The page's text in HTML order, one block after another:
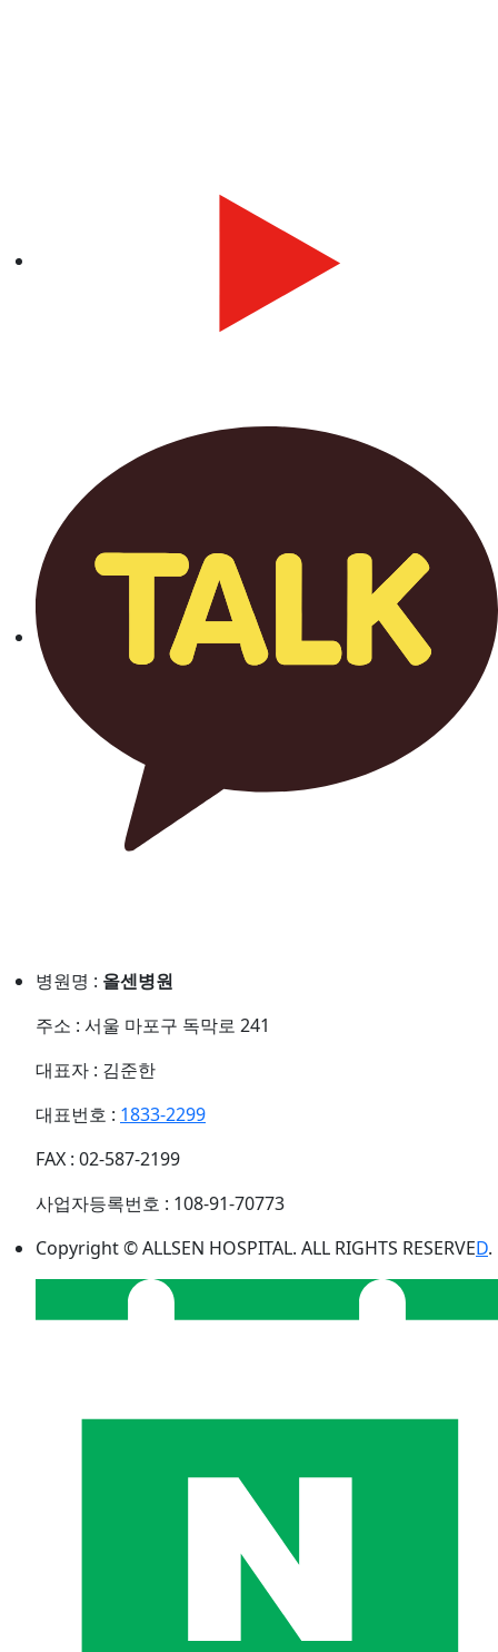
병원명 : 올센병원
주소 : 서울 마포구 독막로 241
대표자 : 김준한
대표번호 : 1833-2299
FAX : 02-587-2199
사업자등록번호 : 108-91-70773
Copyright © ALLSEN HOSPITAL. ALL RIGHTS RESERVED.